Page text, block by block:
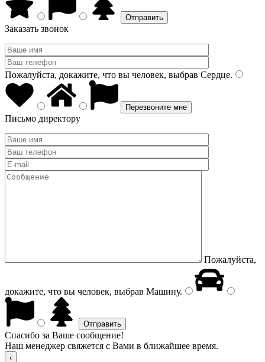
Заказать звонок
Пожалуйста, докажите, что вы человек, выбрав Сердце.
Письмо директору
Пожалуйста,
докажите, что вы человек, выбрав Машину.
Спасибо за Ваше сообщение!
Наш менеджер свяжется с Вами в ближайшее время.